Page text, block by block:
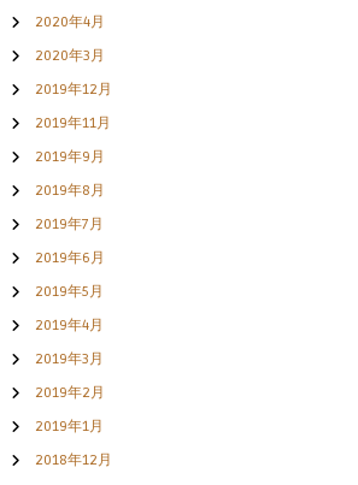
2020年4月
2020年3月
2019年12月
2019年11月
2019年9月
2019年8月
2019年7月
2019年6月
2019年5月
2019年4月
2019年3月
2019年2月
2019年1月
2018年12月